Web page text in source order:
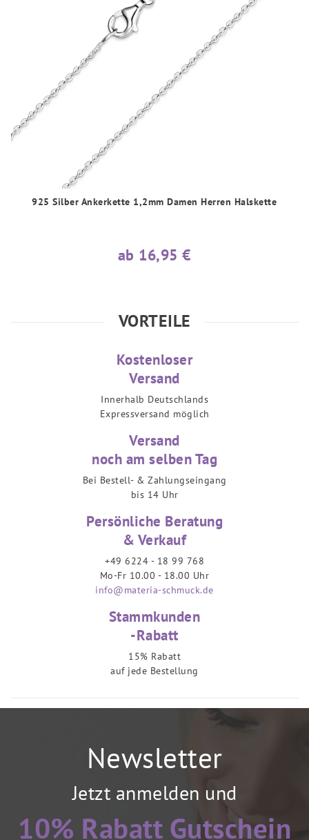
925 Silber Ankerkette 1,2mm Damen Herren Halskette
ab 16,95 €
VORTEILE
Kostenloser
Versand
Innerhalb Deutschlands
Expressversand möglich
Versand
noch am selben Tag
Bei Bestell- & Zahlungseingang
bis 14 Uhr
Persönliche Beratung
& Verkauf
+49 6224 - 18 99 768
Mo-Fr 10.00 - 18.00 Uhr
info@materia-schmuck.de
Stammkunden
-Rabatt
15% Rabatt
auf jede Bestellung
Newsletter
Jetzt anmelden und
10% Rabatt Gutschein